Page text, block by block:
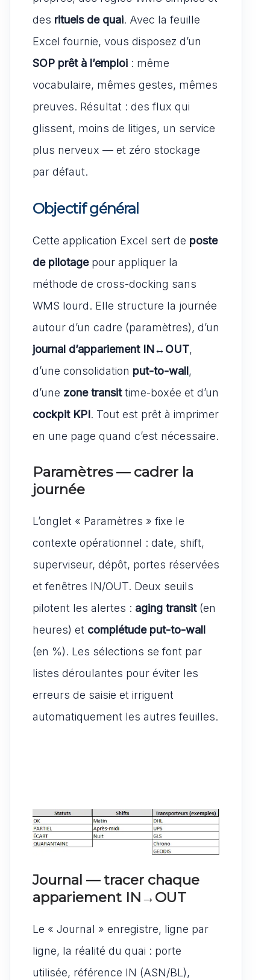
des rituels de quai. Avec la feuille
Excel fournie, vous disposez d’un
SOP prêt à l’emploi : même
vocabulaire, mêmes gestes, mêmes
preuves. Résultat : des flux qui
glissent, moins de litiges, un service
plus nerveux — et zéro stockage
par défaut.
Objectif général
Cette application Excel sert de poste
de pilotagepour appliquer la
méthode de cross-docking sans
WMS lourd. Elle structure la journée
autour d’un cadre (paramètres), d’un
journal d’appariement IN↔OUT,
d’une consolidation put-to-wall,
d’une zone transittime-boxée et d’un
cockpit KPI. Tout est prêt à imprimer
en une page quand c’est nécessaire.
Paramètres — cadrer la
journée
L’onglet « Paramètres » fixe le
contexte opérationnel : date, shift,
superviseur, dépôt, portes réservées
et fenêtres IN/OUT. Deux seuils
pilotent les alertes : aging transit(en
heures) et complétude put-to-wall
(en %). Les sélections se font par
listes déroulantes pour éviter les
erreurs de saisie et irriguent
automatiquement les autres feuilles.
Journal — tracer chaque
appariement IN→OUT
Le « Journal » enregistre, ligne par
ligne, la réalité du quai : porte
utilisée, référence IN (ASN/BL),